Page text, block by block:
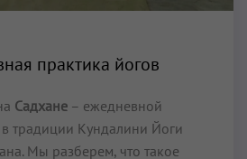
практика йогов
Садхане – ежедневной
традиции Кундалини Йоги
Мы разберем, что такое